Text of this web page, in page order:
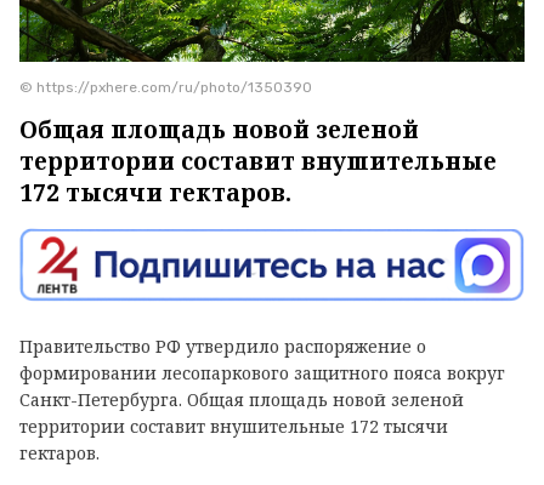
© https://pxhere.com/ru/photo/1350390
Общая площадь новой зеленой
территории составит внушительные
172 тысячи гектаров.
Правительство РФ утвердило распоряжение о
формировании лесопаркового защитного пояса вокруг
Санкт-Петербурга. Общая площадь новой зеленой
территории составит внушительные 172 тысячи
гектаров.